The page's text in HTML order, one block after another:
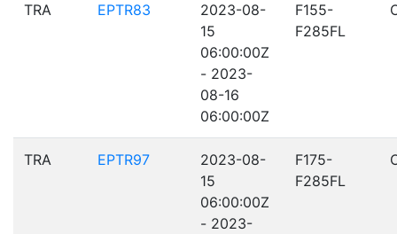
TRA EPTR83
2023-08-
15
06:00:00Z
- 2023-
08-16
06:00:00Z
F155-
F285FL
TRA EPTR97
2023-08-
15
06:00:00Z
- 2023-
F175-
F285FL